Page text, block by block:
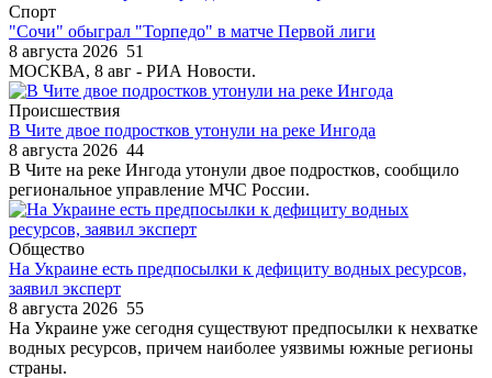
Спорт
"Сочи" обыграл "Торпедо" в матче Первой лиги
8 августа 2026 51
МОСКВА, 8 авг - РИА Новости.
Происшествия
В Чите двое подростков утонули на реке Ингода
8 августа 2026 44
В Чите на реке Ингода утонули двое подростков, сообщило
региональное управление МЧС России.
Общество
На Украине есть предпосылки к дефициту водных ресурсов,
заявил эксперт
8 августа 2026 55
На Украине уже сегодня существуют предпосылки к нехватке
водных ресурсов, причем наиболее уязвимы южные регионы
страны.